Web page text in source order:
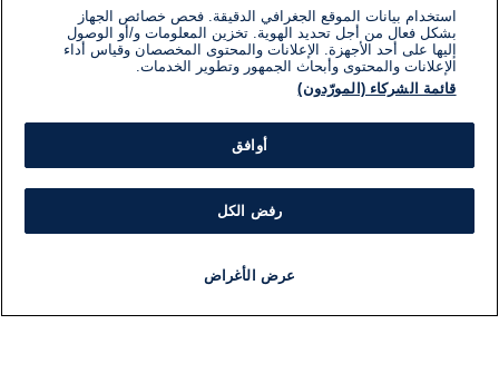
استخدام بيانات الموقع الجغرافي الدقيقة. فحص خصائص الجهاز
بشكل فعال من أجل تحديد الهوية. تخزين المعلومات و/أو الوصول
إليها على أحد الأجهزة. الإعلانات والمحتوى المخصصان وقياس أداء
الإعلانات والمحتوى وأبحاث الجمهور وتطوير الخدمات.
قائمة الشركاء (المورّدون)
أوافق
رفض الكل
عرض الأغراض